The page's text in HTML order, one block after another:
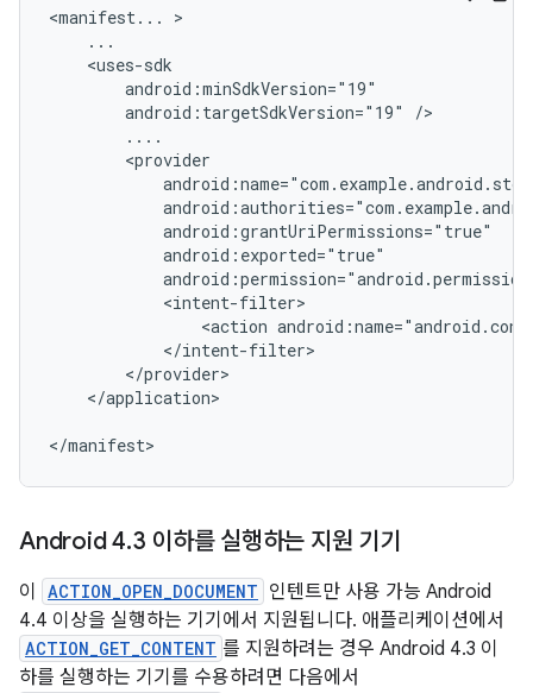
<manifest...
android:targetSdkVersion="19"
<action
</application>
</manifest>
Android 4.3 이하를 실행하는 지원 기기
이 ACTION_OPEN_DOCUMENT 인텐트만 사용 가능 Android
4.4 이상을 실행하는 기기에서 지원됩니다. 애플리케이션에서
ACTION_GET_CONTENT 를 지원하려는 경우 Android 4.3 이
하를 실행하는 기기를 수용하려면 다음에서